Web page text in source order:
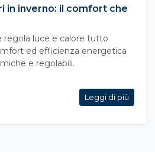
in inverno: il comfort che
regola luce e calore tutto
ed efficienza energetica
e regolabili.
Leggi di più